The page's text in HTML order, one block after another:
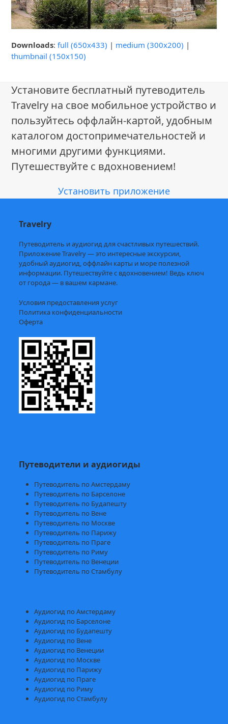
Downloads:full (650x433) | medium (300x200) |
thumbnail (150x150)
Установите бесплатный путеводитель
Travelry на свое мобильное устройство и
пользуйтесь оффлайн-картой, удобным
каталогом достопримечательностей и
многими другими функциями.
Путешествуйте с вдохновением!
Установить приложение
Travelry
Путеводитель и аудиогид для счастливых путешествий.
Приложение Travelry — это интересные экскурсии,
удобный аудиогид, оффлайн карты и море полезной
информации. Путешествуйте с вдохновением! Ведь ключ
от города — в вашем кармане.
Условия предоставления услуг
Политика конфиденциальности
Оферта
Путеводители и аудиогиды
Путеводитель по Амстердаму
Путеводитель по Барселоне
Путеводитель по Будапешту
Путеводитель по Вене
Путеводитель по Москве
Путеводитель по Парижу
Путеводитель по Праге
Путеводитель по Риму
Путеводитель по Венеции
Путеводитель по Стамбулу
Аудиогид по Амстердаму
Аудиогид по Барселоне
Аудиогид по Будапешту
Аудиогид по Вене
Аудиогид по Венеции
Аудиогид по Москве
Аудиогид по Парижу
Аудиогид по Праге
Аудиогид по Риму
Аудиогид по Стамбулу